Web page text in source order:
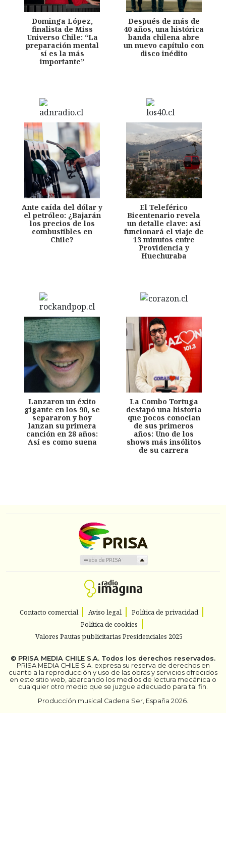
Dominga López,
finalista de Miss
Universo Chile: “La
preparación mental
sí es la más
importante”
Después de más de
40 años, una histórica
banda chilena abre
un nuevo capítulo con
disco inédito
Ante caída del dólar y
el petróleo: ¿Bajarán
los precios de los
combustibles en
Chile?
El Teleférico
Bicentenario revela
un detalle clave: así
funcionará el viaje de
13 minutos entre
Providencia y
Huechuraba
Lanzaron un éxito
gigante en los 90, se
separaron y hoy
lanzan su primera
canción en 28 años:
Así es como suena
La Combo Tortuga
destapó una historia
que pocos conocían
de sus primeros
años: Uno de los
shows más insólitos
de su carrera
Contacto comercial Aviso legal
Política de privacidad
Política de cookies
Valores Pautas publicitarias Presidenciales 2025
© PRISA MEDIA CHILE S.A. Todos los derechos reservados.
PRISA MEDIA CHILE S.A. expresa su reserva de derechos en
cuanto a la reproducción y uso de las obras y servicios ofrecidos
en este sitio web, abarcando los medios de lectura mecánica o
cualquier otro medio que se juzgue adecuado para tal fin.
Producción musical Cadena Ser, España 2026.